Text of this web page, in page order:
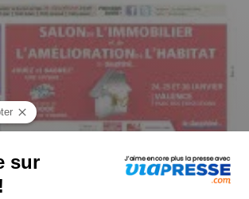
Libéré Drome Montélimar Provence n° 260808